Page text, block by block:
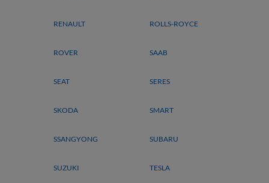
RENAULT ROLLS-ROYCE
ROVER SAAB
SEAT SERES
SKODA SMART
SSANGYONG SUBARU
SUZUKI TESLA